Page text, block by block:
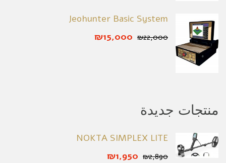
Jeohunter Basic System
₪22,000
₪15,000
منتجات جديدة
NOKTA SIMPLEX LITE
₪2,890
₪1,950